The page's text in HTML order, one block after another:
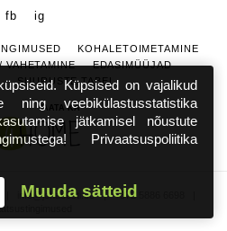
fb ig
KOHALETOIMETAMINE
VAHETAMINE
EDASIMÜÜJAD
SUURUSTE TABEL
VAATA KA
info@johaeesti.ee | +372 5886 6698
Küpsised on vajalikud
ning veebikülastusstatistika
jätkamisel nõustute
Privaatsuspoliitika
Muuda sätteid